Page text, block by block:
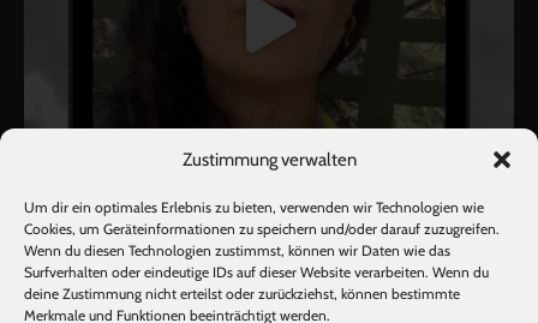
Zustimmung verwalten
Um dir ein optimales Erlebnis zu bieten, verwenden wir Technologien wie
Cookies, um Geräteinformationen zu speichern und/oder darauf zuzugreifen.
Wenn du diesen Technologien zustimmst, können wir Daten wie das
Surfverhalten oder eindeutige IDs auf dieser Website verarbeiten. Wenn du
deine Zustimmung nicht erteilst oder zurückziehst, können bestimmte
Merkmale und Funktionen beeinträchtigt werden.
Mehr laden Auf Instagram folgen